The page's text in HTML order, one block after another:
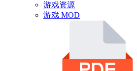
游戏资源
游戏 MOD